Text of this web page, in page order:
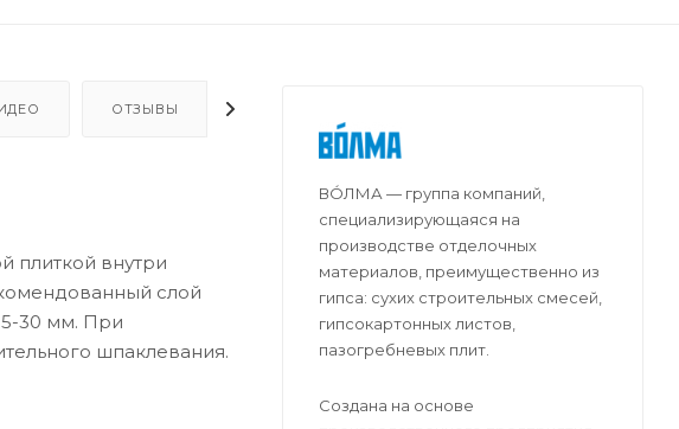
ОТЗЫВЫ
плиткой внутри
слой
30 мм. При
шпаклевания.
ВО́ЛМА — группа компаний,
специализирующаяся на
производстве отделочных
материалов, преимущественно из
гипса: сухих строительных смесей,
гипсокартонных листов,
пазогребневых плит.
Создана на основе